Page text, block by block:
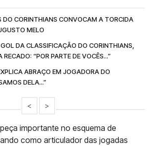
DO CORINTHIANS CONVOCAM A TORCIDA
MELO
DA CLASSIFICAÇÃO DO CORINTHIANS,
“POR PARTE DE VOCÊS...”
ABRAÇO EM JOGADORA DO
DELA...”
< >
importante no esquema de
como articulador das jogadas